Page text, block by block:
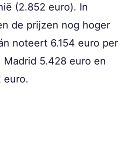
(2.852 euro). In
de prijzen nog hoger
noteert 6.154 euro per
5.428 euro en
euro.